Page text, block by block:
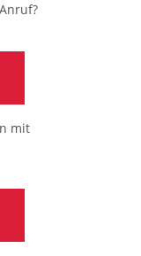
mit